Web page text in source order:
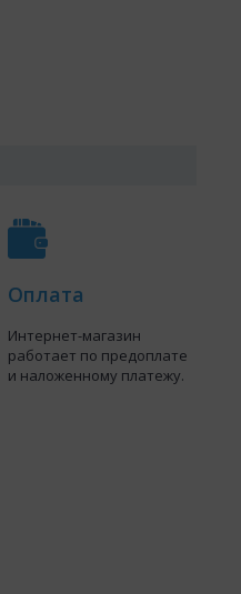
Оплата
Интернет-магазин
работает по предоплате
и наложенному платежу.